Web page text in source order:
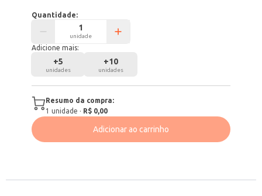
Quantidade:
unidade
Adicione mais:
+5
unidades
+10
unidades
Resumo da compra:
1 unidade · R$ 0,00
Adicionar ao carrinho